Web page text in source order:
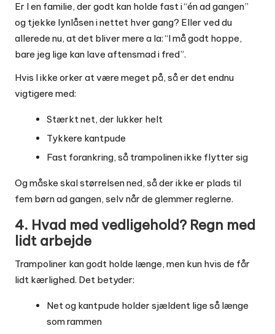
Er I en familie, der godt kan holde fast i “én ad gangen”
og tjekke lynlåsen i nettet hver gang? Eller ved du
allerede nu, at det bliver mere a la: “I må godt hoppe,
bare jeg lige kan lave aftensmad i fred”.
Hvis I ikke orker at være meget på, så er det endnu
vigtigere med:
Stærkt net, der lukker helt
Tykkere kantpude
Fast forankring, så trampolinen ikke flytter sig
Og måske skal størrelsen ned, så der ikke er plads til
fem børn ad gangen, selv når de glemmer reglerne.
4. Hvad med vedligehold? Regn med
lidt arbejde
Trampoliner kan godt holde længe, men kun hvis de får
lidt kærlighed. Det betyder:
Net og kantpude holder sjældent lige så længe
som rammen